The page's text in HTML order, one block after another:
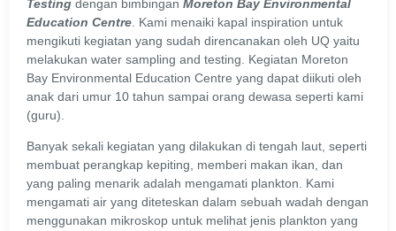
Testing dengan bimbingan Moreton Bay Environmental
Education Centre . Kami menaiki kapal inspiration untuk
mengikuti kegiatan yang sudah direncanakan oleh UQ yaitu
melakukan water sampling and testing. Kegiatan Moreton
Bay Environmental Education Centre yang dapat diikuti oleh
anak dari umur 10 tahun sampai orang dewasa seperti kami
(guru).
Banyak sekali kegiatan yang dilakukan di tengah laut, seperti
membuat perangkap kepiting, memberi makan ikan, dan
yang paling menarik adalah mengamati plankton. Kami
mengamati air yang diteteskan dalam sebuah wadah dengan
menggunakan mikroskop untuk melihat jenis plankton yang